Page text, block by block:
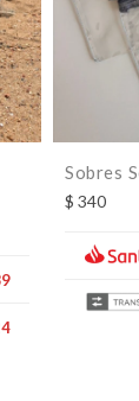
Sobres
$ 340